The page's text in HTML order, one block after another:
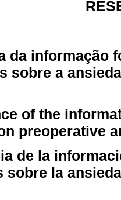
da informação
sobre a
of the
preoperative
de la
sobre la